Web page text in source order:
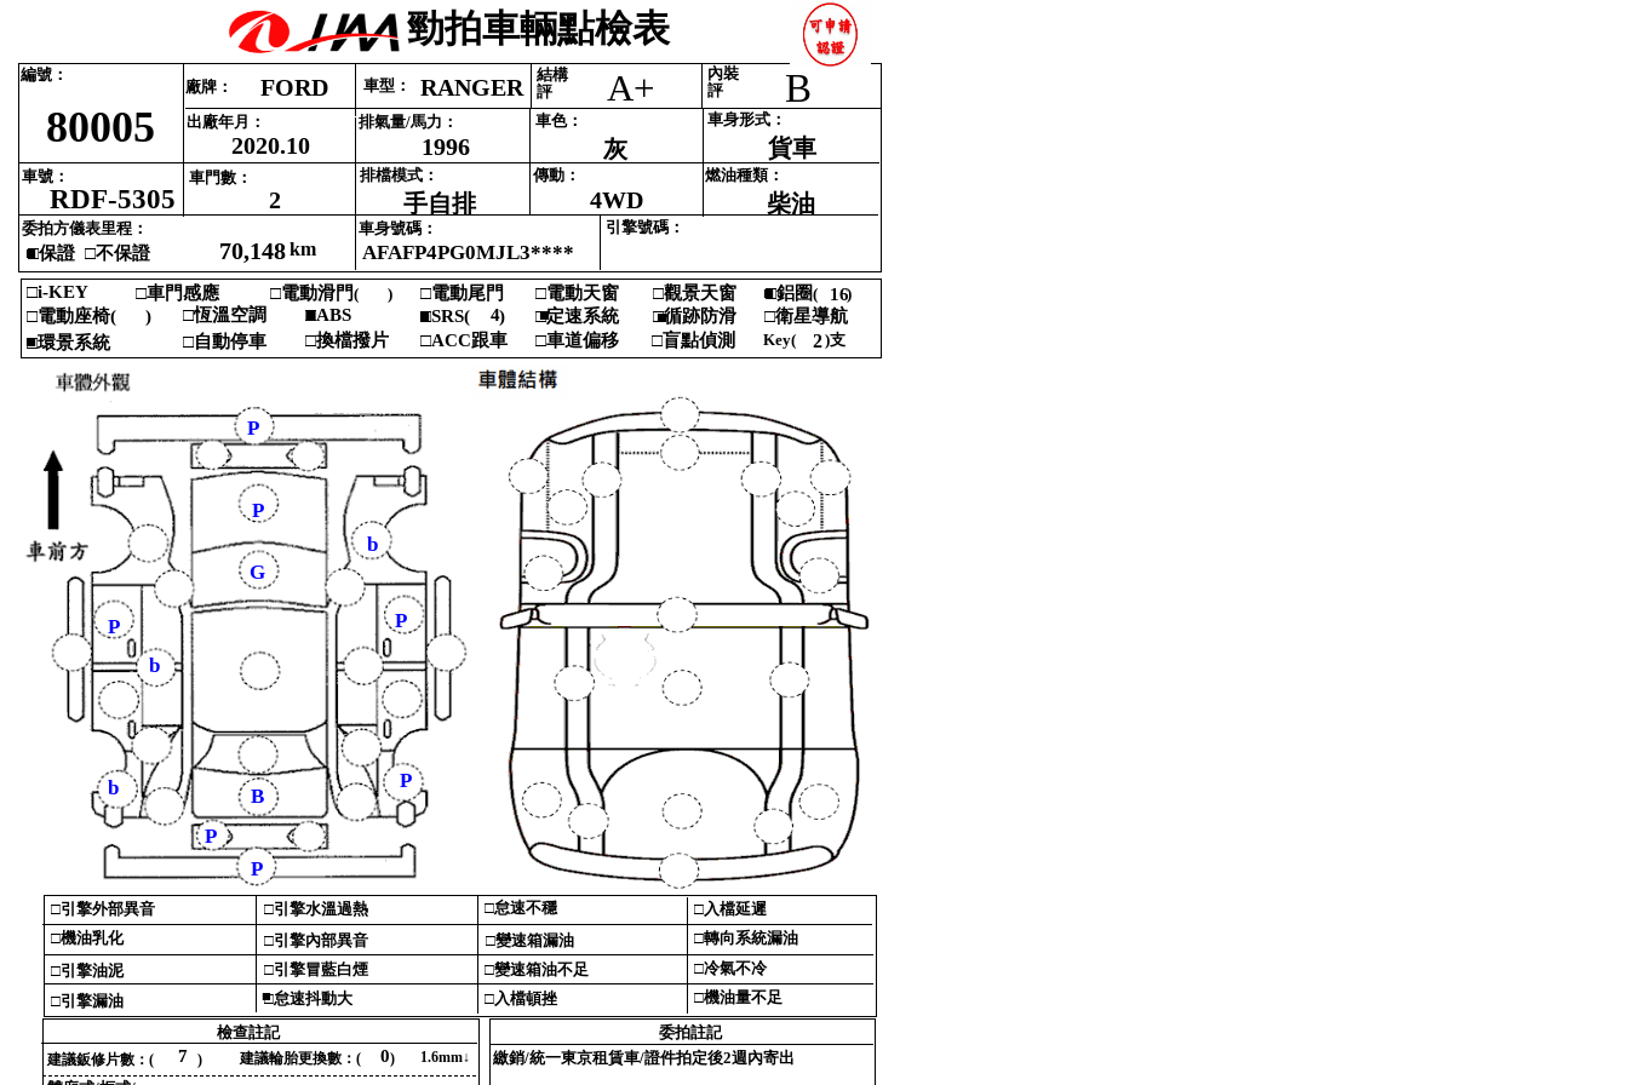
□‎變速箱漏油‎
勁拍車輛點檢表‎
編號‎ ：‎
車號‎ ：‎
廠牌‎ ：‎
傳動‎ ：‎
車色‎：‎
車門數‎ ：‎
車型‎ ：‎
排檔模式‎ ：‎
車身形式‎ ：‎
出廠年月‎ ：‎ 排氣量‎/‎馬力‎ ：‎
燃油種類‎：‎
委拍方儀表里程‎ ：‎ 車身號碼‎ ：‎
□‎保證 ‎ □‎不保證‎
結構‎
評‎
內裝‎
評‎
□‎恆溫空調‎
引擎號碼‎ ：‎
80005
FORD
4WD
灰
2
RDF-5305
RANGER
手自排
貨車
2020.10 1996
柴油
70,148km AFAFP4PG0MJL3****
■
■
■
7 0
P
P
G
b
P
P
b
b P
B
P
P
A+ B
■
□ABS‎ □SRS‎(‎ ‎)‎
□‎電動座椅‎(‎ )‎
□‎電動天窗‎ □‎鋁圈‎(‎ ‎)‎
□‎衛星導航 ‎
4
檢查註記‎
■□‎怠速抖動大‎
□‎引擎內部異音‎
□‎引擎水溫過熱‎
□‎機油量不足‎
□‎引擎外部異音‎
□‎引擎漏油‎
□‎怠速不穩‎
□‎機油乳化‎
□‎入檔頓挫‎
□‎轉向系統漏油‎
□‎變速箱油不足‎
□‎入檔延遲‎
1‎.‎6‎mm↓‎
委拍註記‎
建議鈑修片數‎ ：‎ (‎ ‎ )‎ 建議輪胎更換數‎ ：‎ (‎ ‎)‎
Key‎(‎ ‎ )‎支‎
2
繳銷/統一東京租賃車/證件拍定後2週內寄出
□‎引擎油泥‎ □‎引擎冒藍白煙‎ □‎冷氣不冷‎
□‎電動滑門‎(‎ )‎ □‎電動尾門‎ □‎觀景天窗‎
□‎定速系統‎ □‎循跡防滑‎
□i‎-‎KEY‎
■‎
■‎
□‎車門感應‎
□‎換檔撥片‎ □ACC‎跟車‎ □‎盲點偵測‎
□‎環景系統‎ □‎車道偏移‎
□‎自動停車‎
16
■